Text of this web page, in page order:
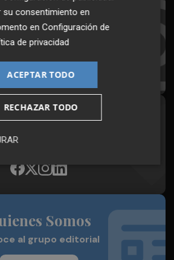
al Boletín
a primera hora en tu email
en redes
desde cualquier medio
Somos
al grupo editorial
su consentimiento en
enConfiguración de
de privacidad
ACEPTAR TODO
RECHAZAR TODO